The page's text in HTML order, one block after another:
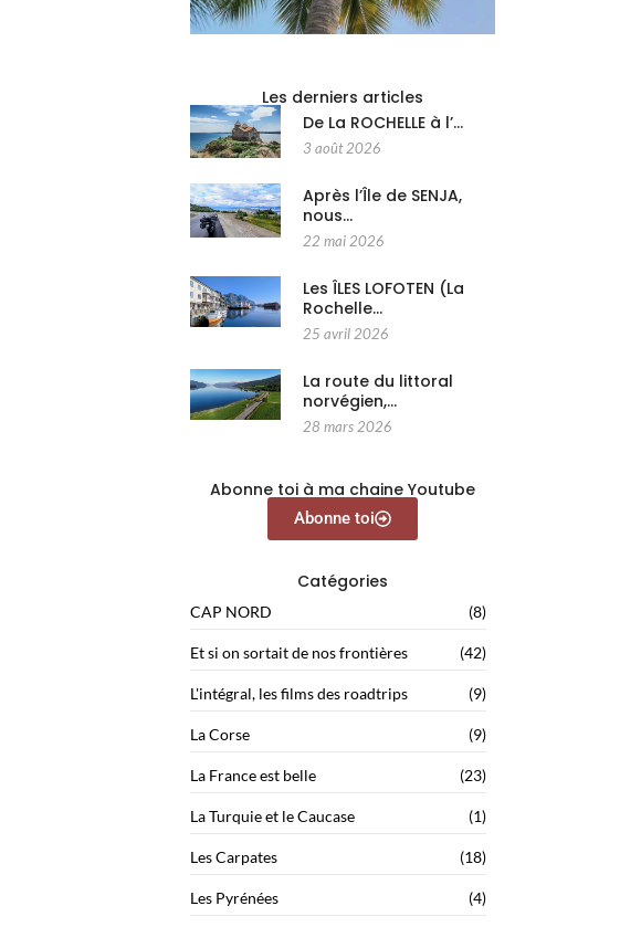
Les derniers articles
De La ROCHELLE à l’…
3 août 2026
Après l’Île de SENJA,
nous…
22 mai 2026
Les ÎLES LOFOTEN (La
Rochelle…
25 avril 2026
La route du littoral
norvégien,…
28 mars 2026
Abonne toi à ma chaine Youtube
Abonne toi
Catégories
CAP NORD (8)
Et si on sortait de nos frontières (42)
L'intégral, les films des roadtrips (9)
La Corse (9)
La France est belle (23)
La Turquie et le Caucase (1)
Les Carpates (18)
Les Pyrénées (4)